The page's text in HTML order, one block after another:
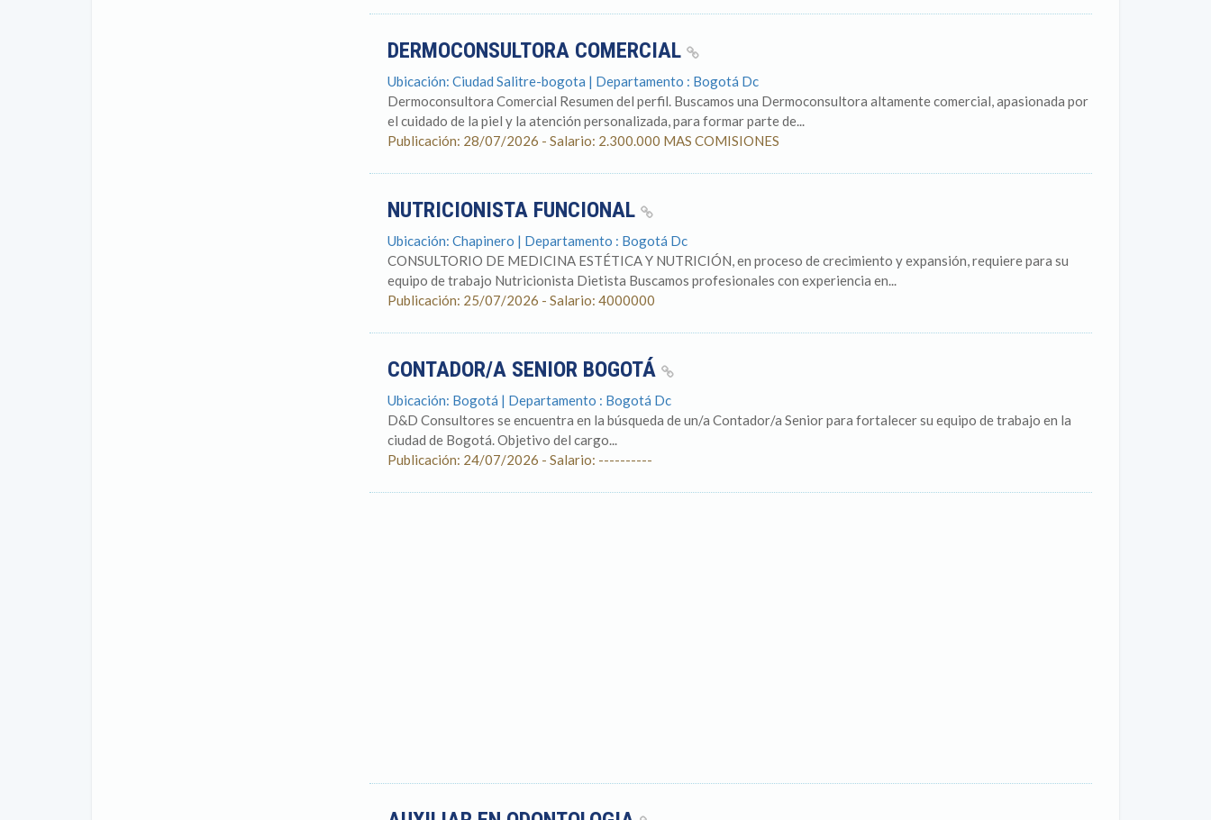
DERMOCONSULTORA COMERCIAL
Ubicación: Ciudad Salitre-bogota | Departamento : Bogotá Dc
Dermoconsultora Comercial Resumen del perfil. Buscamos una Dermoconsultora altamente comercial, apasionada por
el cuidado de la piel y la atención personalizada, para formar parte de...
Publicación: 28/07/2026 - Salario: 2.300.000 MAS COMISIONES
NUTRICIONISTA FUNCIONAL
Ubicación: Chapinero | Departamento : Bogotá Dc
CONSULTORIO DE MEDICINA ESTÉTICA Y NUTRICIÓN, en proceso de crecimiento y expansión, requiere para su
equipo de trabajo Nutricionista Dietista Buscamos profesionales con experiencia en...
Publicación: 25/07/2026 - Salario: 4000000
CONTADOR/A SENIOR BOGOTÁ
Ubicación: Bogotá | Departamento : Bogotá Dc
D&D Consultores se encuentra en la búsqueda de un/a Contador/a Senior para fortalecer su equipo de trabajo en la
ciudad de Bogotá. Objetivo del cargo...
Publicación: 24/07/2026 - Salario: ----------